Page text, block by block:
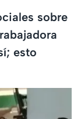
sobre
esto